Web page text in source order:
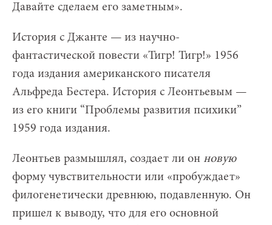
Давайте сделаем его заметным».
История с Джанте — из научно-
фантастической повести «Тигр! Тигр!» 1956
года издания американского писателя
Альфреда Бестера. История с Леонтьевым —
из его книги “Проблемы развития психики”
1959 года издания.
Леонтьев размышлял, создает ли он новую
форму чувствительности или «пробуждает»
филогенетически древнюю, подавленную. Он
пришел к выводу, что для его основной